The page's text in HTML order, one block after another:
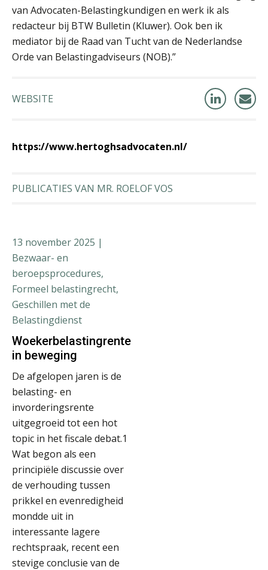
van Advocaten-Belastingkundigen en werk ik als
redacteur bij BTW Bulletin (Kluwer). Ook ben ik
mediator bij de Raad van Tucht van de Nederlandse
Orde van Belastingadviseurs (NOB).”
WEBSITE
https://www.hertoghsadvocaten.nl/
PUBLICATIES VAN MR. ROELOF VOS
13 november 2025 |
Bezwaar- en
beroepsprocedures,
Formeel belastingrecht,
Geschillen met de
Belastingdienst
Woekerbelastingrente
in beweging
De afgelopen jaren is de
belasting- en
invorderingsrente
uitgegroeid tot een hot
topic in het fiscale debat.1
Wat begon als een
principiële discussie over
de verhouding tussen
prikkel en evenredigheid
mondde uit in
interessante lagere
rechtspraak, recent een
stevige conclusie van de